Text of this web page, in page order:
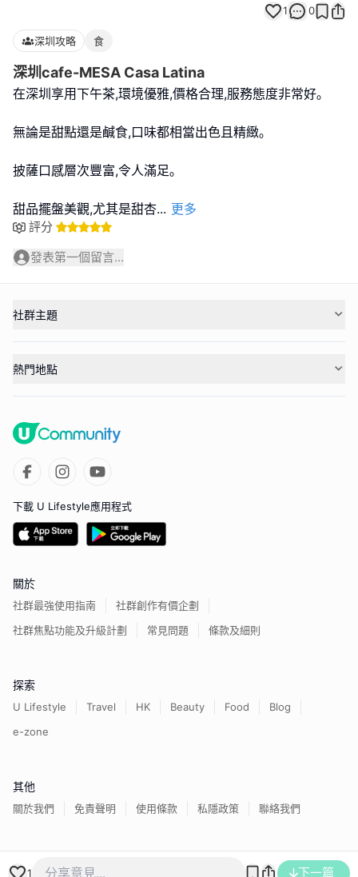
1 0
深圳攻略 食
深圳cafe-MESA Casa Latina
在深圳享用下午茶,環境優雅,價格合理,服務態度非常好｡
無論是甜點還是鹹食,口味都相當出色且精緻｡
披薩口感層次豐富,令人滿足｡
甜品擺盤美觀,尤其是甜杏... 更多
評分
發表第一個留言...
1 下一篇
社群主題
熱門地點
下載 U Lifestyle應用程式
關於
社群最強使用指南
社群創作有價企劃
社群焦點功能及升級計劃
常見問題 條款及細則
探索
U Lifestyle Travel HK Beauty Food
Blog
e-zone
其他
關於我們 免責聲明 使用條款 私隱政策 聯絡我們
香港經濟日報版權所有©